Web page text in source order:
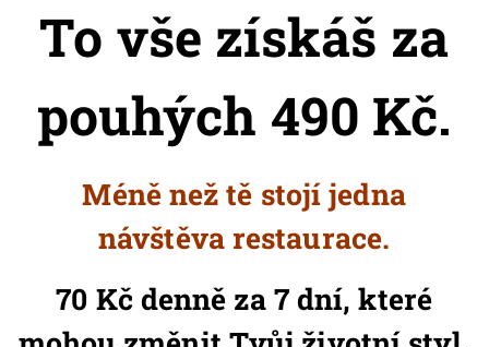
To vše získáš za
pouhých 490 Kč.
Méně než tě stojí jedna
návštěva restaurace.
70 Kč denně za 7 dní, které